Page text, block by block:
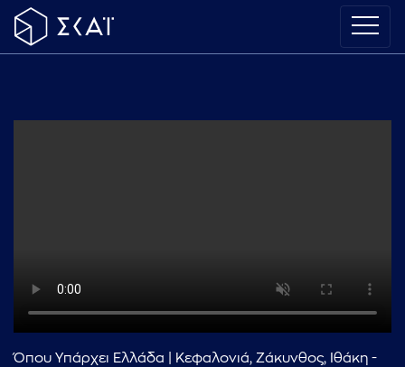
Όπου Υπάρχει Ελλάδα | Κεφαλονιά, Ζάκυνθος, Ιθάκη -